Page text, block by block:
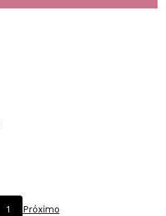
1 Próximo